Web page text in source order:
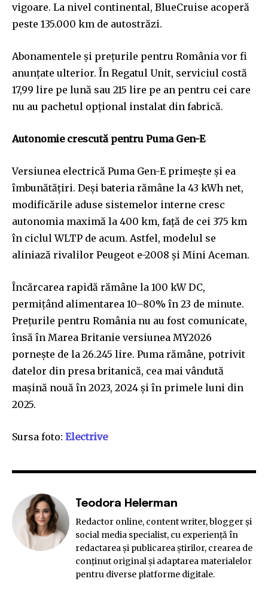
vigoare. La nivel continental, BlueCruise acoperă
peste 135.000 km de autostrăzi.
Abonamentele și prețurile pentru România vor fi
anunțate ulterior. În Regatul Unit, serviciul costă
17,99 lire pe lună sau 215 lire pe an pentru cei care
nu au pachetul opțional instalat din fabrică.
Autonomie crescută pentru Puma Gen-E
Versiunea electrică Puma Gen-E primește și ea
îmbunătățiri. Deși bateria rămâne la 43 kWh net,
modificările aduse sistemelor interne cresc
autonomia maximă la 400 km, față de cei 375 km
în ciclul WLTP de acum. Astfel, modelul se
aliniază rivalilor Peugeot e-2008 și Mini Aceman.
Încărcarea rapidă rămâne la 100 kW DC,
permițând alimentarea 10–80% în 23 de minute.
Prețurile pentru România nu au fost comunicate,
însă în Marea Britanie versiunea MY2026
pornește de la 26.245 lire. Puma rămâne, potrivit
datelor din presa britanică, cea mai vândută
mașină nouă în 2023, 2024 și în primele luni din
2025.
Sursa foto: Electrive
Teodora Helerman
Redactor online, content writer, blogger și
social media specialist, cu experiență în
redactarea și publicarea știrilor, crearea de
conținut original și adaptarea materialelor
pentru diverse platforme digitale.